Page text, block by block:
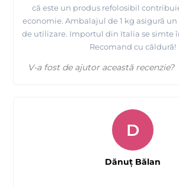
că este un produs refolosibil
economie. Ambalajul de 1 kg asigură
de utilizare. Importul din Italia se simte
Recomand cu căldură!
V-a fost de ajutor această recenzie?
D
Dănuț Bălan